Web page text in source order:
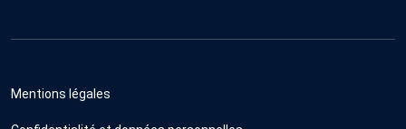
Mentions légales